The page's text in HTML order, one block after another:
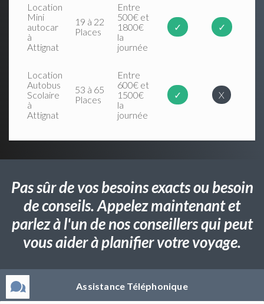
Location
Mini
autocar
à
Attignat
19 à 22
Places
Entre
500€ et
1800€
la
journée
✓ ✓
Location
Autobus
Scolaire
à
Attignat
53 à 65
Places
Entre
600€ et
1500€
la
journée
✓ X
Pas sûr de vos besoins exacts ou besoin
de conseils. Appelez maintenant et
parlez à l'un de nos conseillers qui peut
vous aider à planifier votre voyage.
Assistance Téléphonique